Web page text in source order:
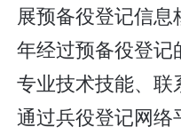
展预备役登记信
年经过预备役登记
专业技术技能、联
通过兵役登记网